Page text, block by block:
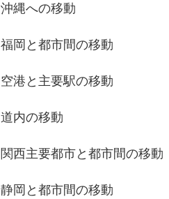
沖縄への移動
福岡と都市間の移動
空港と主要駅の移動
道内の移動
関西主要都市と都市間の移動
静岡と都市間の移動